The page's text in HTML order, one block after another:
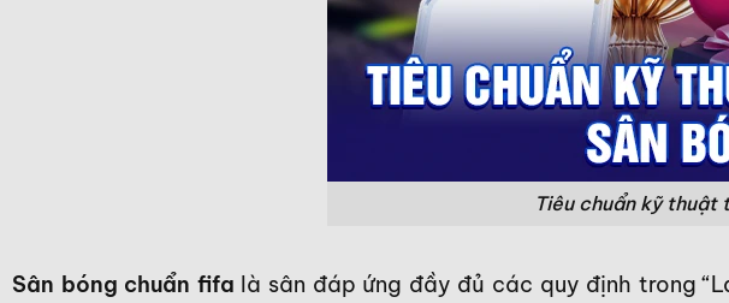
Tiêu chuẩn kỹ thuật
Sân bóng chuẩn fifa là sân đáp ứng đầy đủ các quy định trong